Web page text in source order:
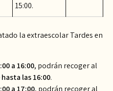
15:00.
la extraescolar Tardes en
a 16:00, podrán recoger al
las 16:00.
a 17:00, podrán recoger al